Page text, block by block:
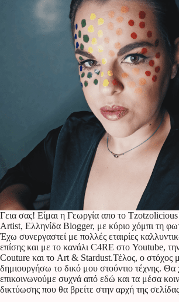
Γεια σας! Είμαι η Γεωργία απο το
Artist, Ελληνίδα Blogger, με κύριο χόμπι τη
Έχω συνεργαστεί με πολλές εταιρίες
επίσης και με το κανάλι C4RE στο Youtube,
Couture και το Art & Stardust.Τέλος, ο στόχος
δημιουργήσω το δικό μου στούντιο τέχνης.
επικοινωνούμε συχνά από εδώ και τα μέσα
δικτύωσης που θα βρείτε στην αρχή της